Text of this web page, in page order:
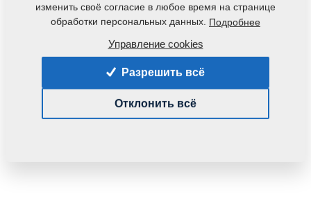
изменить своё согласие в любое время на странице
обработки персональных данных. Подробнее
Управление cookies
Разрешить всё
Отклонить всё